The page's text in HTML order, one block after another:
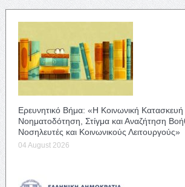
Ερευνητικό Βήμα: «Η Κοινωνική
Νοηματοδότηση, Στίγμα και Αναζήτηση
Νοσηλευτές και Κοινωνικούς Λειτουργούς»
04 August 2026